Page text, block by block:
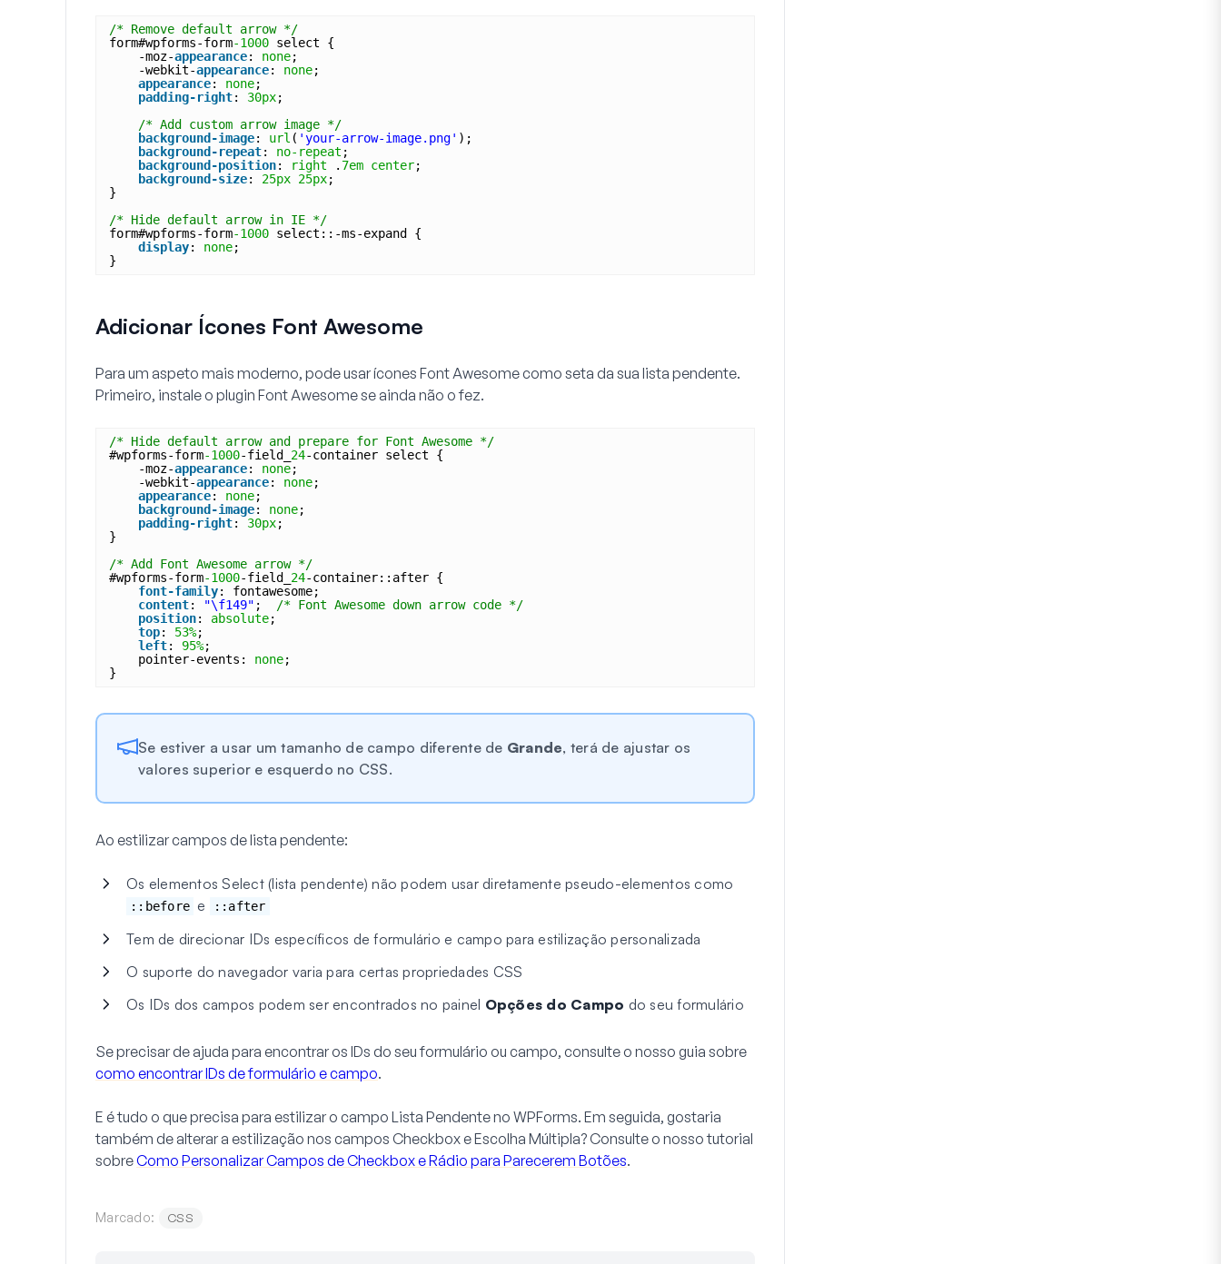
/* Remove default arrow */
form#wpforms-form-1000 select {
-moz-appearance: none;
-webkit-appearance: none;
appearance: none;
padding-right: 30px;
/* Add custom arrow image */
background-image: url ( 'your-arrow-image.png' );
background-repeat: no-repeat ;
background-position: right . 7em center;
background-size: 25px 25px;
}
/* Hide default arrow in IE */
form#wpforms-form-1000 select::-ms-expand {
display: none;
}
Adicionar Ícones Font Awesome
Para um aspeto mais moderno, pode usar ícones Font Awesome como seta da sua lista pendente.
Primeiro, instale o plugin Font Awesome se ainda não o fez.
/* Hide default arrow and prepare for Font Awesome */
#wpforms-form-1000-field_ 24-container select {
-moz-appearance: none;
-webkit-appearance: none;
appearance: none;
background-image: none;
padding-right: 30px;
}
/* Add Font Awesome arrow */
#wpforms-form-1000-field_ 24-container::after {
font-family: fontawesome;
content: "\f149" ;
/* Font Awesome down arrow code */
position: absolute;
top: 53%;
left: 95%;
pointer-events: none;
}
Se estiver a usar um tamanho de campo diferente de Grande, terá de ajustar os
valores superior e esquerdo no CSS.
Ao estilizar campos de lista pendente:
Os elementos Select (lista pendente) não podem usar diretamente pseudo-elementos como
::before e ::after
Tem de direcionar IDs específicos de formulário e campo para estilização personalizada
O suporte do navegador varia para certas propriedades CSS
Os IDs dos campos podem ser encontrados no painel Opções do Campo do seu formulário
Se precisar de ajuda para encontrar os IDs do seu formulário ou campo, consulte o nosso guia sobre
como encontrar IDs de formulário e campo.
E é tudo o que precisa para estilizar o campo Lista Pendenteno WPForms. Em seguida, gostaria
também de alterar a estilização nos campos CheckboxeEscolha Múltipla? Consulte o nosso tutorial
sobreComo Personalizar Campos de Checkbox e Rádio para Parecerem Botões.
Marcado: CSS